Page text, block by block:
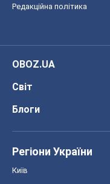
Редакційна політика
OBOZ.UA
Світ
Блоги
Регіони України
Київ